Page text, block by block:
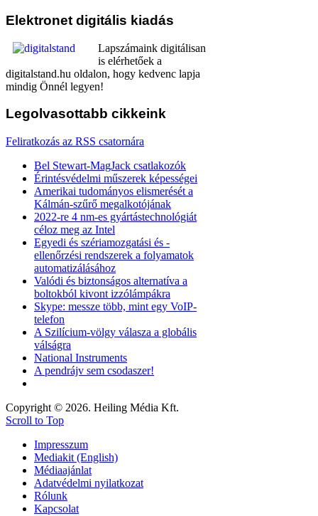
Elektronet digitális kiadás
Lapszámaink digitálisan
is elérhetőek a
digitalstand.hu oldalon, hogy kedvenc lapja
mindig Önnél legyen!
Legolvasottabb cikkeink
Feliratkozás az RSS csatornára
Bel Stewart-MagJack csatlakozók
Érintésvédelmi műszerek képességei
Amerikai tudományos elismerését a
Kálmán-szűrő megalkotójának
2022-re 4 nm-es gyártástechnológiát
céloz meg az Intel
Egyedi és szériamozgatási és -
ellenőrzési rendszerek a folyamatok
automatizálásához
Valódi és biztonságos alternatíva a
boltokból kivont izzólámpákra
Skype: messze több, mint egy VoIP-
telefon
A Szilícium-völgy válasza a globális
válságra
National Instruments
A pendrájv sem csodaszer!
Copyright © 2026. Heiling Média Kft.
Scroll to Top
Impresszum
Mediakit (English)
Médiaajánlat
Adatvédelmi nyilatkozat
Rólunk
Kapcsolat